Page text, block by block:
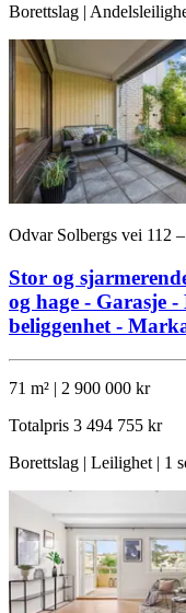
Borettslag |
Odvar Solbergs vei 112
Stor og
og hage - Garasje
beliggenhet -
71 m² | 2 900 000 kr
Totalpris 3 494 755 kr
Borettslag | Leilighet | 1